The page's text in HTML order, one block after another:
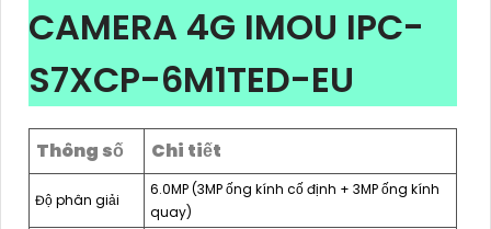
CAMERA 4G IMOU IPC-
S7XCP-6M1TED-EU
Thông số Chi tiết
Độ phân giải
6.0MP (3MP ống kính cố định + 3MP ống kính
quay)